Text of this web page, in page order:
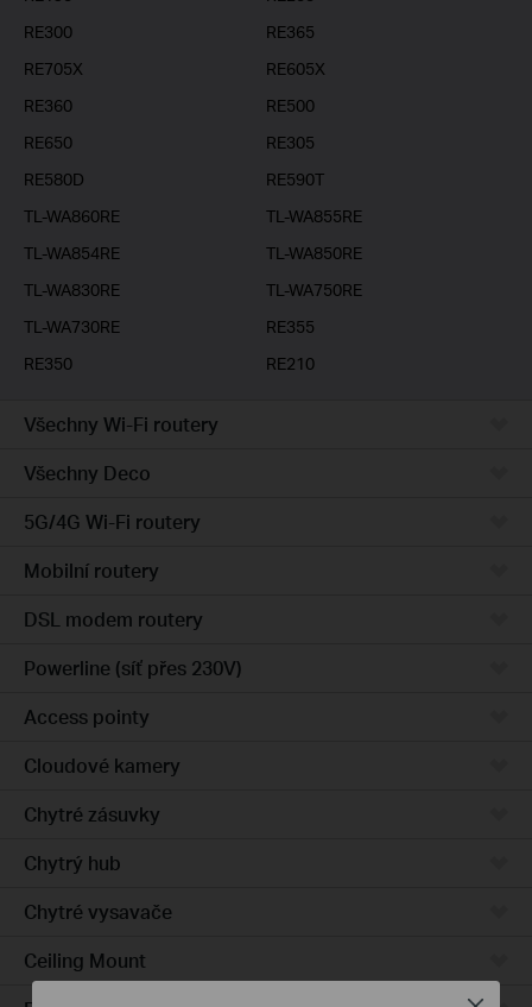
RE300
RE365
RE705X
RE605X
RE360
RE500
RE650
RE305
RE580D
RE590T
TL-WA860RE
TL-WA855RE
TL-WA854RE
TL-WA850RE
TL-WA830RE
TL-WA750RE
TL-WA730RE
RE355
RE350
RE210
Všechny Wi-Fi routery
Všechny Deco
5G/4G Wi-Fi routery
Mobilní routery
DSL modem routery
Powerline (síť přes 230V)
Access pointy
Cloudové kamery
Chytré zásuvky
Chytrý hub
Chytré vysavače
Ceiling Mount